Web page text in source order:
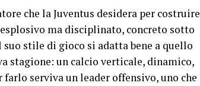
che la Juventus desidera per costruire
ma disciplinato, concreto sotto
suo stile di gioco si adatta bene a quello
stagione: un calcio verticale, dinamico,
farlo serviva un leader offensivo, uno che